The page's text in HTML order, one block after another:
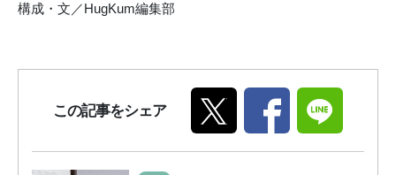
構成・文／HugKum編集部
この記事をシェア